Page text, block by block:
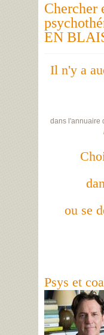
Chercher
EN
Il n'y a
dans l'annuaire
ou se
Psys et